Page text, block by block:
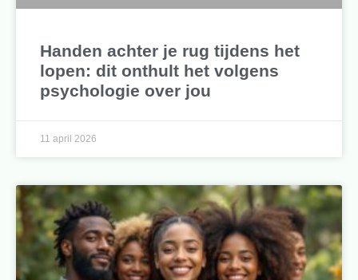
Handen achter je rug tijdens het
lopen: dit onthult het volgens
psychologie over jou
11 april 2026